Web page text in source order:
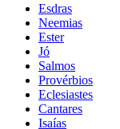
Esdras
Neemias
Ester
Jó
Salmos
Provérbios
Eclesiastes
Cantares
Isaías